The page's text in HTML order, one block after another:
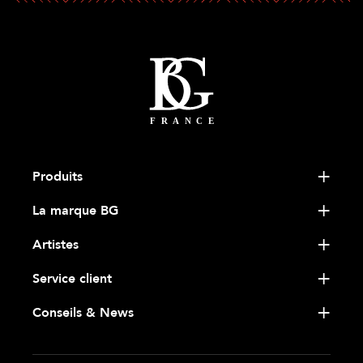
Produits
La marque BG
Artistes
Service client
Conseils & News